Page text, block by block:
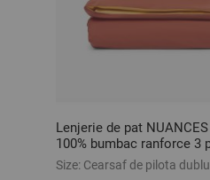
Lenjerie de pat
100% bumbac ranforce 3
Size: Cearsaf de pilota